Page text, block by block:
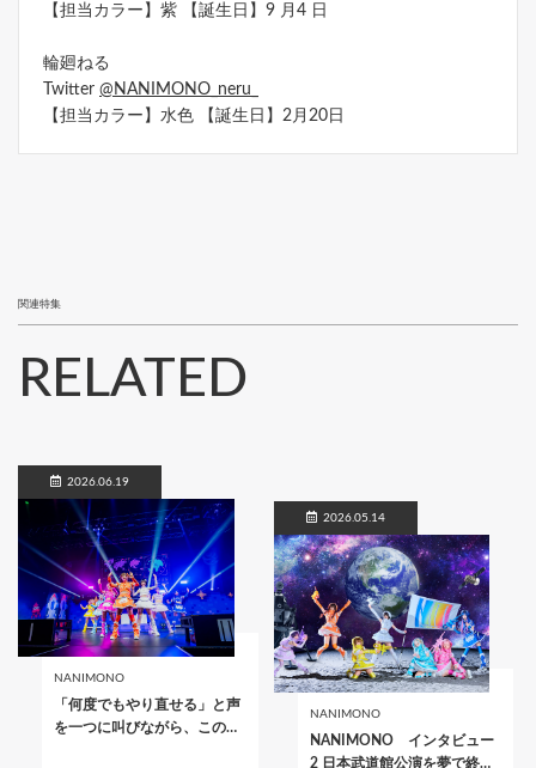
【担当カラー】紫 【誕生日】9 月4 日
輪廻ねる
Twitter @NANIMONO_neru_
【担当カラー】水色 【誕生日】2月20日
関連特集
RELATED
2026.06.19
NANIMONO
「何度でもやり直せる」と声
を一つに叫びながら、この…
2026.05.14
NANIMONO
NANIMONO インタビュー
2 日本武道館公演を夢で終…